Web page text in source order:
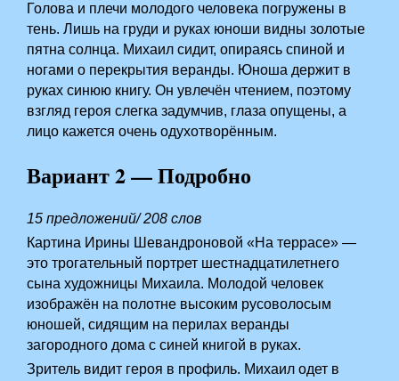
Голова и плечи молодого человека погружены в
тень. Лишь на груди и руках юноши видны золотые
пятна солнца. Михаил сидит, опираясь спиной и
ногами о перекрытия веранды. Юноша держит в
руках синюю книгу. Он увлечён чтением, поэтому
взгляд героя слегка задумчив, глаза опущены, а
лицо кажется очень одухотворённым.
Вариант 2 — Подробно
15 предложений/ 208 слов
Картина Ирины Шевандроновой «На террасе» —
это трогательный портрет шестнадцатилетнего
сына художницы Михаила. Молодой человек
изображён на полотне высоким русоволосым
юношей, сидящим на перилах веранды
загородного дома с синей книгой в руках.
Зритель видит героя в профиль. Михаил одет в